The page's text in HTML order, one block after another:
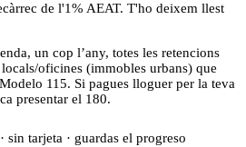
de l'1% AEAT. T'ho deixem llest
un cop l’any, totes les retencions
oficines (immobles urbans) que
115. Si pagues lloguer per la teva
presentar el 180.
sin tarjeta · guardas el progreso